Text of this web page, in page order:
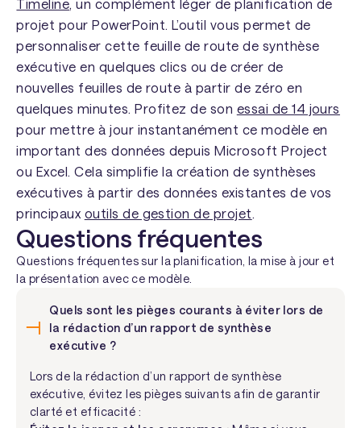
Timeline, un complément léger de planification de
projet pour PowerPoint. L’outil vous permet de
personnaliser cette feuille de route de synthèse
exécutive en quelques clics ou de créer de
nouvelles feuilles de route à partir de zéro en
quelques minutes. Profitez de son essai de 14 jours
pour mettre à jour instantanément ce modèle en
important des données depuis Microsoft Project
ou Excel. Cela simplifie la création de synthèses
exécutives à partir des données existantes de vos
principaux outils de gestion de projet.
Questions fréquentes
Questions fréquentes sur la planification, la mise à jour et
la présentation avec ce modèle.
Quels sont les pièges courants à éviter lors de
la rédaction d’un rapport de synthèse
exécutive ?
Lors de la rédaction d’un rapport de synthèse
exécutive, évitez les pièges suivants afin de garantir
clarté et efficacité :